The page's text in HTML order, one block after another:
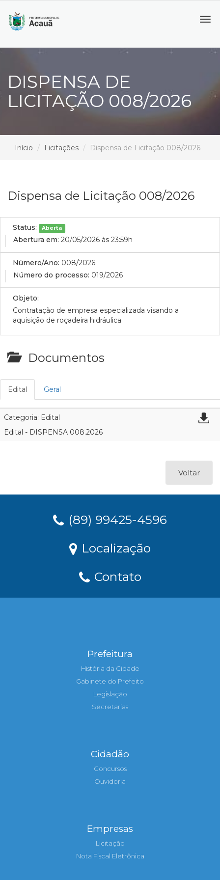
DISPENSA DE
LICITAÇÃO 008/2026
Início Licitações Dispensa de Licitação 008/2026
Dispensa de Licitação 008/2026
Status: Aberta
Abertura em: 20/05/2026 às 23:59h
Número/Ano: 008/2026
Número do processo: 019/2026
Objeto:
Contratação de empresa especializada visando a
aquisição de roçadeira hidráulica
Documentos
Edital Geral
Categoria: Edital
Edital - DISPENSA 008.2026
Voltar
(89) 99425-4596
Localização
Contato
Prefeitura
História da Cidade
Gabinete do Prefeito
Legislação
Secretarias
Cidadão
Concursos
Ouvidoria
Empresas
Licitação
Nota Fiscal Eletrônica